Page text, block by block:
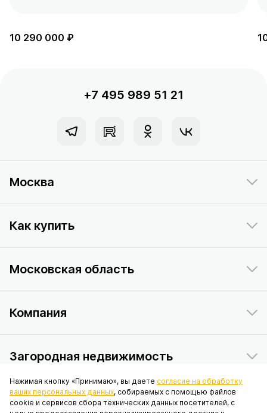
10 290 000 ₽
+7 495 989 51 21
Москва
Как купить
Московская область
Компания
Загородная недвижимость
Данный интернет-сайт носит исключительно информационный
Нажимая кнопку «Принимаю», вы даете согласие на обработку
ваших персональных данных, собираемых с помощью файлов
cookie и сервисов сбора технических данных посетителей, с